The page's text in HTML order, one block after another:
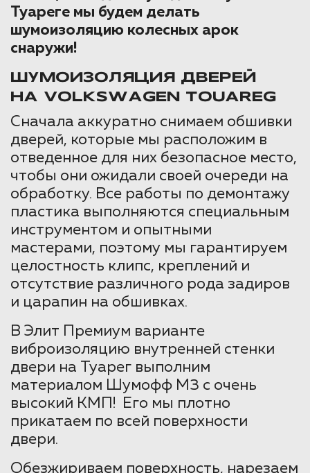
Туареге мы будем делать
шумоизоляцию колесных арок
снаружи!
ШУМОИЗОЛЯЦИЯ ДВЕРЕЙ
НА VOLKSWAGEN TOUAREG
Сначала аккуратно снимаем обшивки
дверей, которые мы расположим в
отведенное для них безопасное место,
чтобы они ожидали своей очереди на
обработку. Все работы по демонтажу
пластика выполняются специальным
инструментом и опытными
мастерами, поэтому мы гарантируем
целостность клипс, креплений и
отсутствие различного рода задиров
и царапин на обшивках.
В Элит Премиум варианте
виброизоляцию внутренней стенки
двери на Туарег выполним
материалом Шумофф М3 с очень
высокий КМП! Его мы плотно
прикатаем по всей поверхности
двери.
Обезжириваем поверхность, нарезаем